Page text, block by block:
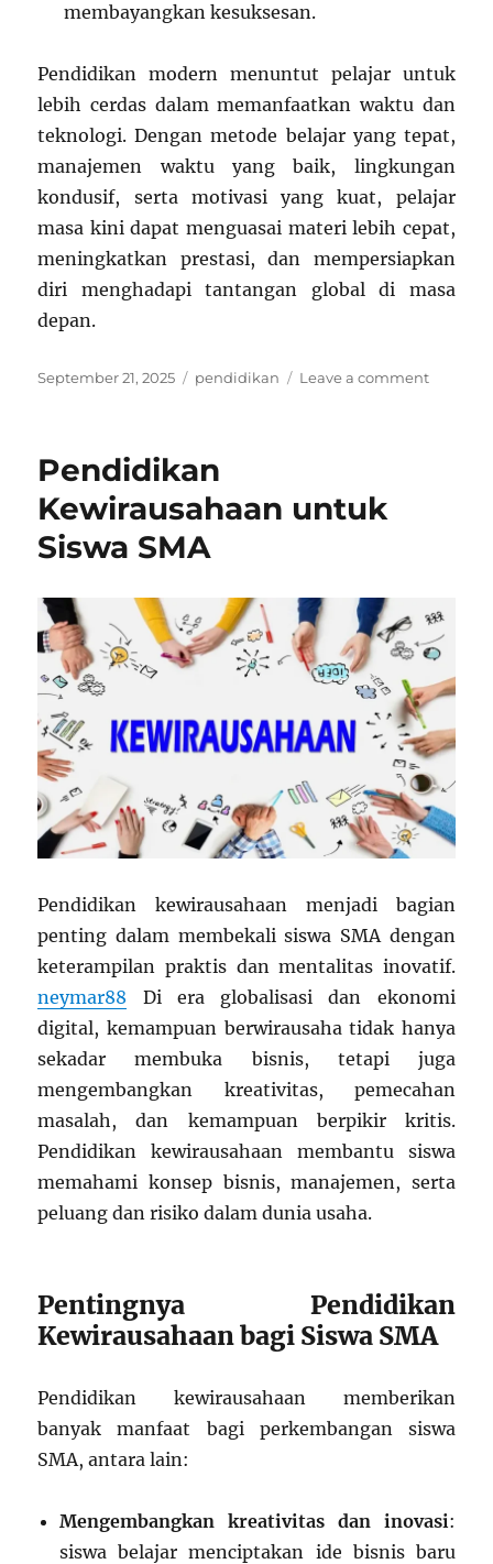
membayangkan kesuksesan.
Pendidikan modern menuntut pelajar untuk
lebih cerdas dalam memanfaatkan waktu dan
teknologi. Dengan metode belajar yang tepat,
manajemen waktu yang baik, lingkungan
kondusif, serta motivasi yang kuat, pelajar
masa kini dapat menguasai materi lebih cepat,
meningkatkan prestasi, dan mempersiapkan
diri menghadapi tantangan global di masa
depan.
Posted
September 21, 2025 Categories
pendidikan Leave a commenton
Pendidikan
Kewirausahaan untuk
Siswa SMA
Pendidikan kewirausahaan menjadi bagian
penting dalam membekali siswa SMA dengan
keterampilan praktis dan mentalitas inovatif.
neymar88 Di era globalisasi dan ekonomi
digital, kemampuan berwirausaha tidak hanya
sekadar membuka bisnis, tetapi juga
mengembangkan kreativitas, pemecahan
masalah, dan kemampuan berpikir kritis.
Pendidikan kewirausahaan membantu siswa
memahami konsep bisnis, manajemen, serta
peluang dan risiko dalam dunia usaha.
Pentingnya Pendidikan
Kewirausahaan bagi Siswa SMA
Pendidikan kewirausahaan memberikan
banyak manfaat bagi perkembangan siswa
SMA, antara lain:
Mengembangkan kreativitas dan inovasi:
siswa belajar menciptakan ide bisnis baru